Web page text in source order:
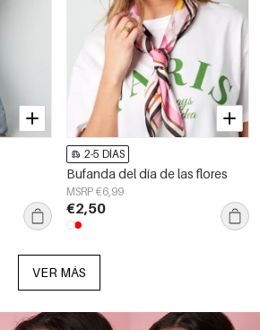
2-5 DÍAS
Bufanda del día de las flores
MSRP €6,99
€2,50
VER MÁS